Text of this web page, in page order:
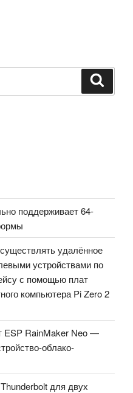
поддерживает 64-
удалённое
устройствами по
с помощью плат
компьютера Pi Zero 2
ESP RainMaker Neo —
облако-
для двух